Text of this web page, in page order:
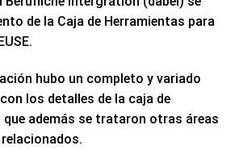
de la Caja de Herramientas para
hubo un completo y variado
los detalles de la caja de
que además se trataron otras áreas